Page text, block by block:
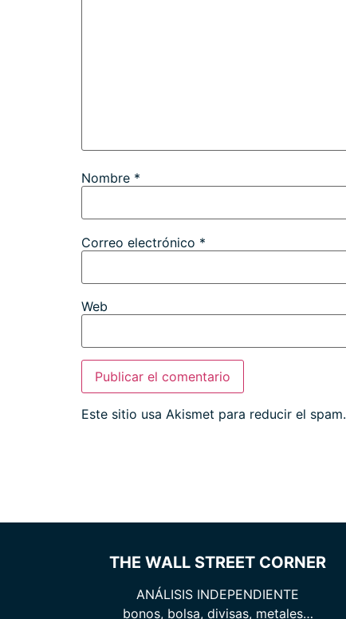
Nombre *
Correo electrónico *
Web
Este sitio usa Akismet para reducir el spam.
THE WALL STREET CORNER
ANÁLISIS INDEPENDIENTE
bonos, bolsa, divisas, metales…